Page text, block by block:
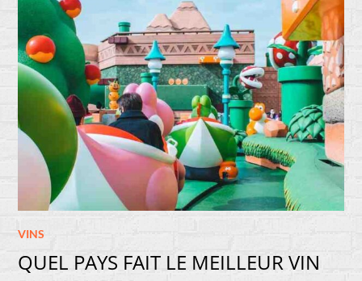
VINS
QUEL PAYS FAIT LE MEILLEUR VIN